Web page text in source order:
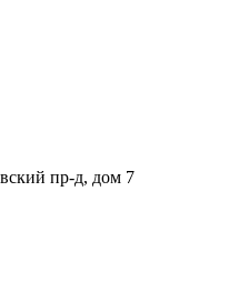
пр-д, дом 7